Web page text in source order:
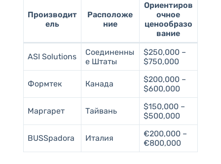
Производит
ель
Расположе
ние
Ориентиров
очное
ценообразо
вание
ASI Solutions
Соединенны
е Штаты
$250,000 –
$750,000
Формтек Канада
$200,000 –
$600,000
Маргарет Тайвань
$150,000 –
$500,000
BUSSpadora Италия
€200,000 –
€800,000